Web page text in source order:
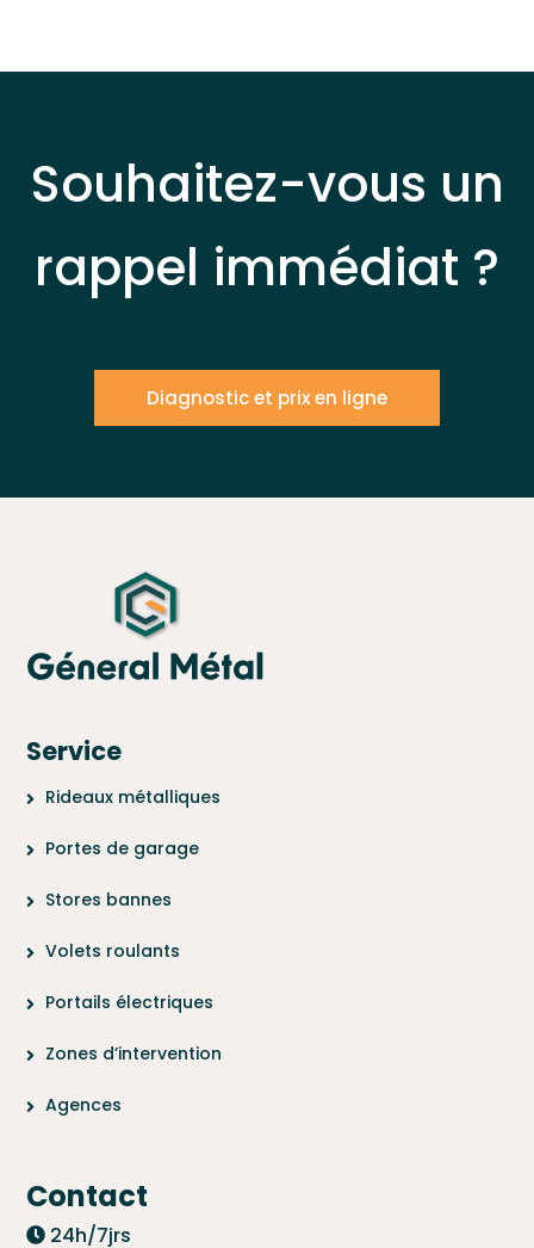
Souhaitez-vous un
rappel immédiat ?
Diagnostic et prix en ligne
Service
Rideaux métalliques
Portes de garage
Stores bannes
Volets roulants
Portails électriques
Zones d’intervention
Agences
Contact
24h/7jrs